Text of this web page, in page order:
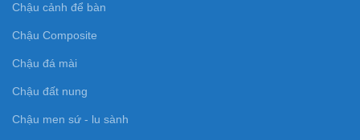
Chậu cảnh để bàn
Chậu Composite
Chậu đá mài
Chậu đất nung
Chậu men sứ - lu sành